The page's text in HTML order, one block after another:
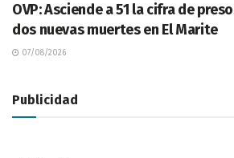
OVP: Asciende a 51 la cifra de
dos nuevas muertes en El Marite
07/08/2026
Publicidad